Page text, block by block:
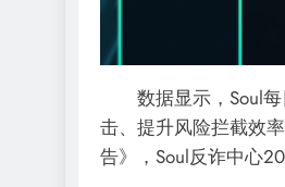
数据显示，Soul每
击、提升风险拦截效
告》，Soul反诈中心